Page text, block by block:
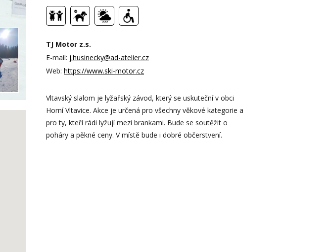
TJ Motor z.s.
E-mail: j.husinecky@ad-atelier.cz
Web: https://www.ski-motor.cz
Vltavský slalom je lyžařský závod, který se uskuteční v obci
Horní Vltavice. Akce je určená pro všechny věkové kategorie a
pro ty, kteří rádi lyžují mezi brankami. Bude se soutěžit o
poháry a pěkné ceny. V místě bude i dobré občerstvení.